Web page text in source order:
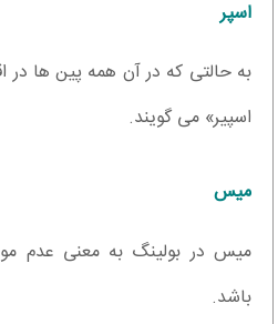
اسپر
به حالتی که در آن همه پین ها در
اسپیر» می گویند.
میس
میس در بولینگ به معنی عدم
باشد.